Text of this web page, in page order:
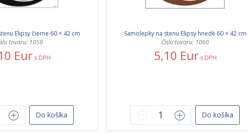
Elipsy čierne 60 × 42 cm
tovaru: 1059
Eur s DPH
Do košíka
Samolepky na stenu Elipsy hnedé 60 × 42 cm
Číslo tovaru: 1060
5,10 Eur s DPH
Do košíka